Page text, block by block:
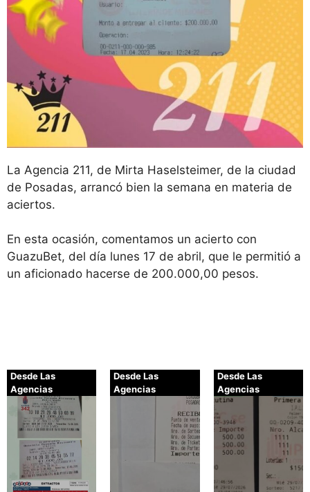
La Agencia 211, de Mirta Haselsteimer, de la ciudad
de Posadas, arrancó bien la semana en materia de
aciertos.
En esta ocasión, comentamos un acierto con
GuazuBet, del día lunes 17 de abril, que le permitió a
un aficionado hacerse de 200.000,00 pesos.
Desde Las
Agencias
Desde Las
Agencias
Desde Las
Agencias